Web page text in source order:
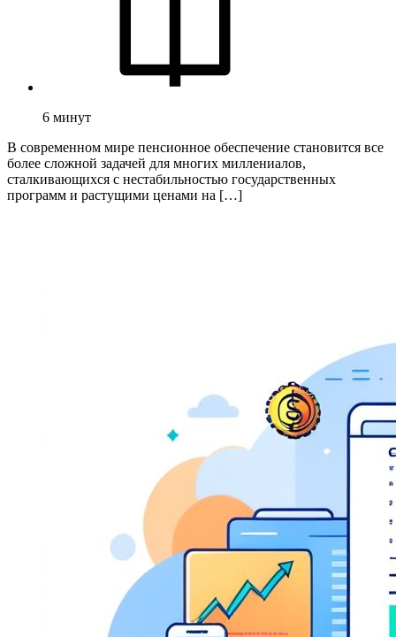
6 минут
В современном мире пенсионное обеспечение становится все
более сложной задачей для многих миллениалов,
сталкивающихся с нестабильностью государственных
программ и растущими ценами на […]